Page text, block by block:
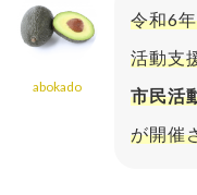
abokado
令和6
活動支
市民活
が開催